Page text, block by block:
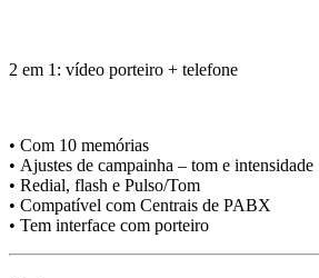
2 em 1: vídeo porteiro + telefone
• Com 10 memórias
• Ajustes de campainha – tom e intensidade
• Redial, flash e Pulso/Tom
• Compatível com Centrais de PABX
• Tem interface com porteiro